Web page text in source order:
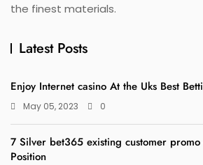
the finest materials.
Latest Posts
Enjoy Internet casino At the Uks Best
May 05, 2023 0
7 Silver bet365 existing customer
Position